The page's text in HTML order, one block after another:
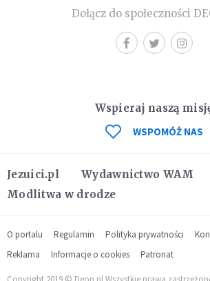
Dołącz do społeczności
Jezuici.pl Wydawnictwo WAM
Modlitwa w drodze
Wspieraj naszą
WSPOMÓŻ NAS
O portalu Regulamin Polityka prywatności
Reklama
Informacje o cookies Patronat